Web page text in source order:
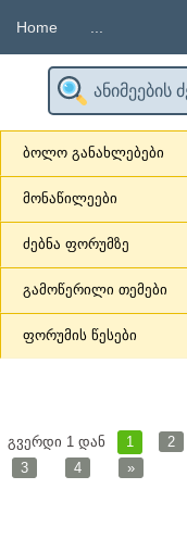
Home
ბოლო განახლებები
მონაწილეები
ძებნა ფორუმზე
გამოწერილი თემები
ფორუმის წესები
გვერდი 1 დან 1
2
3
4 »